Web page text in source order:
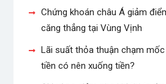
Chứng khoán châu Á giảm
căng thẳng tại Vùng Vịnh
Lãi suất thỏa thuận chạm
tiền có nên xuống tiền?